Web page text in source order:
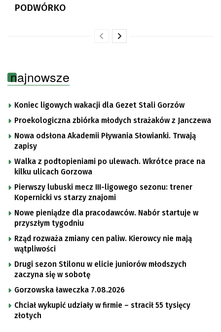
PODWÓRKO
najnowsze
Koniec ligowych wakacji dla Gezet Stali Gorzów
Proekologiczna zbiórka młodych strażaków z Janczewa
Nowa odsłona Akademii Pływania Słowianki. Trwają
zapisy
Walka z podtopieniami po ulewach. Wkrótce prace na
kilku ulicach Gorzowa
Pierwszy lubuski mecz III-ligowego sezonu: trener
Kopernicki vs starzy znajomi
Nowe pieniądze dla pracodawców. Nabór startuje w
przyszłym tygodniu
Rząd rozważa zmiany cen paliw. Kierowcy nie mają
wątpliwości
Drugi sezon Stilonu w elicie juniorów młodszych
zaczyna się w sobotę
Gorzowska ławeczka 7.08.2026
Chciał wykupić udziały w firmie – stracił 55 tysięcy
złotych